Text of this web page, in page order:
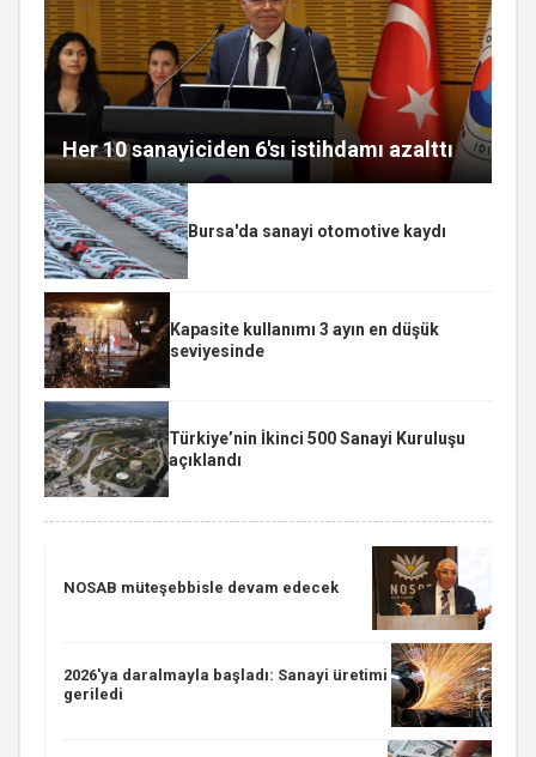
Her 10 sanayiciden 6'sı istihdamı azalttı
Bursa'da sanayi otomotive kaydı
Kapasite kullanımı 3 ayın en düşük
seviyesinde
Türkiye’nin İkinci 500 Sanayi Kuruluşu
açıklandı
NOSAB müteşebbisle devam edecek
2026'ya daralmayla başladı: Sanayi üretimi
geriledi